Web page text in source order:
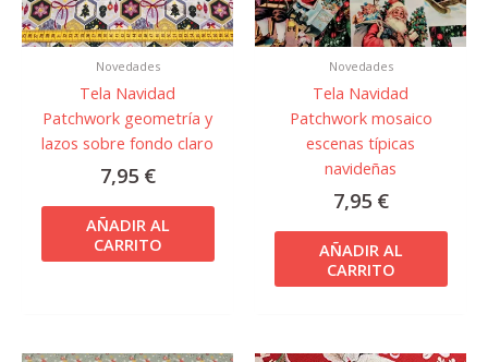
Novedades
Tela Navidad
Patchwork geometría y
lazos sobre fondo claro
7,95 €
AÑADIR AL
CARRITO
Novedades
Tela Navidad
Patchwork mosaico
escenas típicas
navideñas
7,95 €
AÑADIR AL
CARRITO